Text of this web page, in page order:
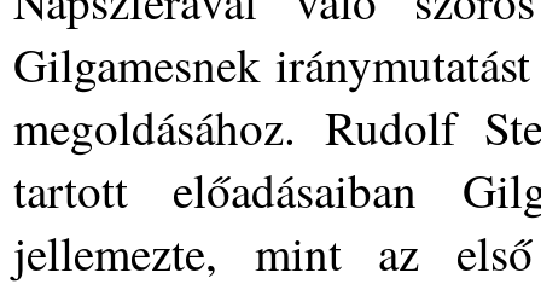
Gilgamesnek
megoldásához. Rudolf
tartott előadásaiban
jellemezte, mint az